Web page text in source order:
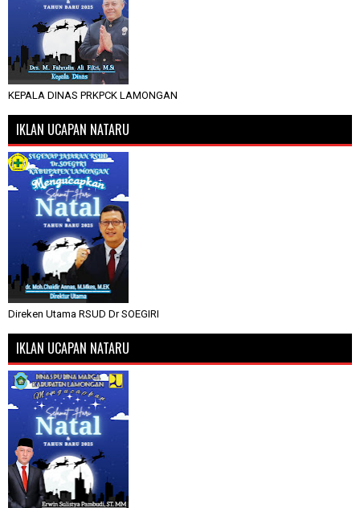
KEPALA DINAS PRKPCK LAMONGAN
IKLAN UCAPAN NATARU
Direken Utama RSUD Dr SOEGIRI
IKLAN UCAPAN NATARU